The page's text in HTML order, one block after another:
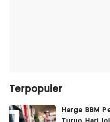
Terpopuler
Harga BBM